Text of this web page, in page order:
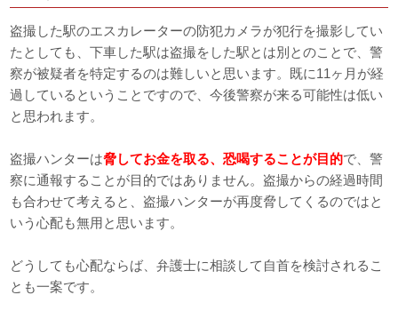
盗撮した駅のエスカレーターの防犯カメラが犯行を撮影してい
たとしても、下車した駅は盗撮をした駅とは別とのことで、警
察が被疑者を特定するのは難しいと思います。既に11ヶ月が経
過しているということですので、今後警察が来る可能性は低い
と思われます。
盗撮ハンターは脅してお金を取る、恐喝することが目的で、警
察に通報することが目的ではありません。盗撮からの経過時間
も合わせて考えると、盗撮ハンターが再度脅してくるのではと
いう心配も無用と思います。
どうしても心配ならば、弁護士に相談して自首を検討されるこ
とも一案です。